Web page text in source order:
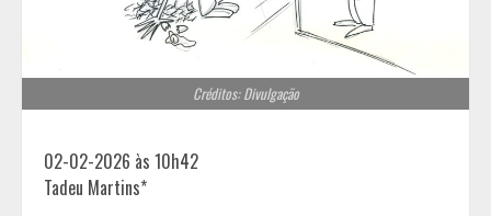
Créditos: Divulgação
02-02-2026 às 10h42
Tadeu Martins*